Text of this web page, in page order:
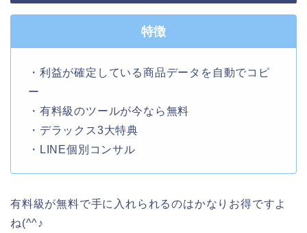
特徴
・利益が確定している商品データを自動でコピ
ー
・有料級のツールが今なら無料
・デラックス3大特典
・LINE個別コンサル
有料級が無料で手に入れられるのはかなりお得ですよ
ね(^^♪